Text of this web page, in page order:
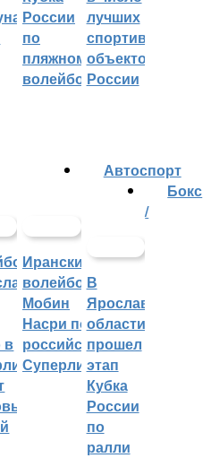
России
по
пляжному
волейболу
лучших
спортивных
объектов
России
в
Иранский
волейболист
Мобин
Насри покинет
российскую
Суперлигу
Автоспорт
В
Ярославской
области
прошел
этап
Кубка
России
по
ралли
Бокс
/